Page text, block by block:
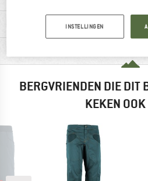
MATERIAALGEGEVENS &
BERGVRIENDEN DIE DIT
KEKEN
INSTELLINGEN